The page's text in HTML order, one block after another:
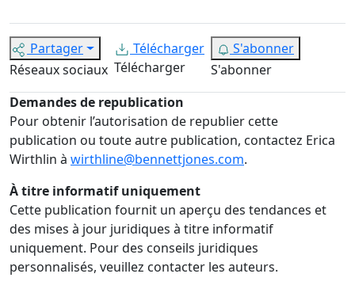
Partager
Réseaux sociaux
Télécharger
Télécharger
S'abonner
S'abonner
Demandes de republication
Pour obtenir l’autorisation de republier cette
publication ou toute autre publication, contactez Erica
Wirthlin à wirthline@bennettjones.com.
À titre informatif uniquement
Cette publication fournit un aperçu des tendances et
des mises à jour juridiques à titre informatif
uniquement. Pour des conseils juridiques
personnalisés, veuillez contacter les auteurs.